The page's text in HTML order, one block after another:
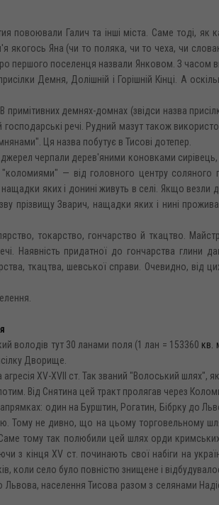
повоювали Галич та інші міста. Саме тоді, як
якогось Яна (чи то поляка, чи то чеха, чи
першого поселенця назвали Янковом. З часом
Демня, Долішній і Горішній Кінці. А
примітивних демнях-домнах (звідси назва
речі. Рудний мазут також
Ця назва побутує в Тисові дотепер.
черпали дерев'яними коновками сирівець,
— від головного центру соляного
яких і донині живуть в селі. Якщо везли
прізвищу Зварич, нащадки яких і нині
токарство, гончарство й ткацтво.
Наявність придатної до гончарства глини
ткацтва, шевської справи. Очевидно, від
володів тут 30 ланами поля (1 лан = 153360 кв.
Дворище.
XV-XVII ст. Так званий "Волоський шлях",
Від Снятина цей тракт пролягав через
один на Бурштин, Рогатин, Бібрку до
Тому не дивно, що на цьому торговельному
Саме тому так полюбили цей шлях орди
з кінця XV ст. починають свої набіги на
коли село було повністю знищене і
населення Тисова разом з селянами